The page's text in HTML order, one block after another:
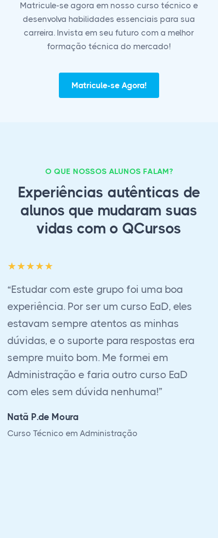
Matricule-se agora em nosso curso técnico e
desenvolva habilidades essenciais para sua
carreira. Invista em seu futuro com a melhor
formação técnica do mercado!
Matricule-se Agora!
O QUE NOSSOS ALUNOS FALAM?
Experiências autênticas de
alunos que mudaram suas
vidas com o QCursos
“Acabei o curso de Corretor de Imóveis foi
muito bom, estava receoso quanto à fazer
o EAD, mas realmente funciona e ajudou
muito em minha preparação profissional,
sem contar no ótimo atendimento e
suporte sempre dado pela equipe, tirando
todas as dúvidas e auxiliando em todo o
Fernando Gama Rahal